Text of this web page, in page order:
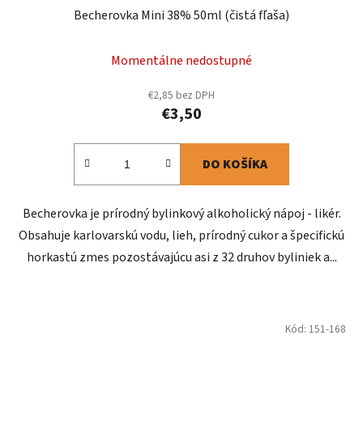
Becherovka Mini 38% 50ml (čistá fľaša)
Momentálne nedostupné
€2,85 bez DPH
€3,50
DO KOŠÍKA
Becherovka je prírodný bylinkový alkoholický nápoj - likér.
Obsahuje karlovarskú vodu, lieh, prírodný cukor a špecifickú
horkastú zmes pozostávajúcu asi z 32 druhov byliniek a...
Kód: 151-168